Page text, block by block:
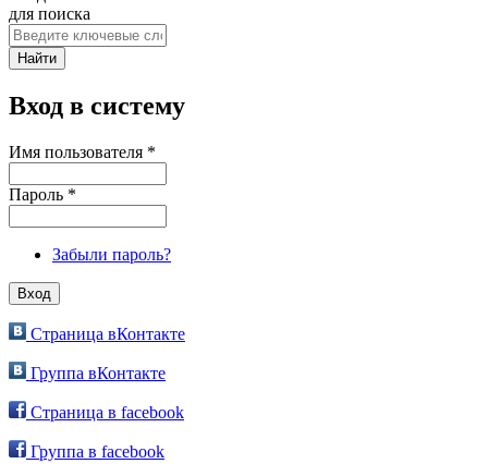
для поиска
Вход в систему
Имя пользователя *
Пароль *
Забыли пароль?
Страница вКонтакте
Группа вКонтакте
Страница в facebook
Группа в facebook